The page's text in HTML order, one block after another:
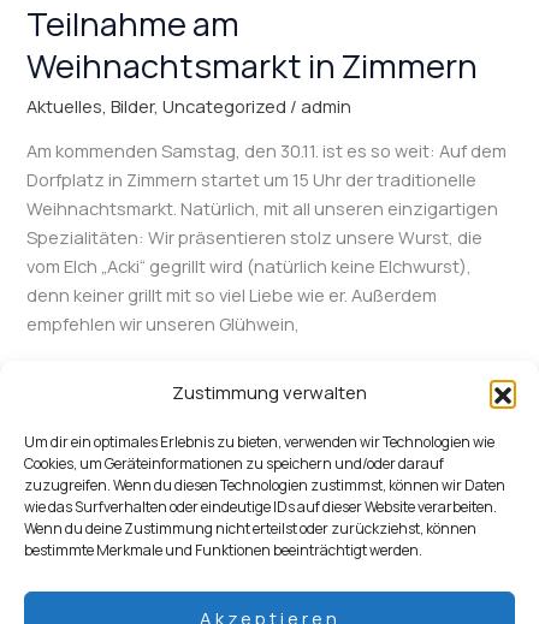
Zustimmung verwalten
Um dir ein optimales Erlebnis zu bieten, verwenden wir Technologien wie
Cookies, um Geräteinformationen zu speichern und/oder darauf
zuzugreifen. Wenn du diesen Technologien zustimmst, können wir Daten
wie das Surfverhalten oder eindeutige IDs auf dieser Website verarbeiten.
Wenn du deine Zustimmung nicht erteilst oder zurückziehst, können
bestimmte Merkmale und Funktionen beeinträchtigt werden.
Akzeptieren
Teilnahme am
Weihnachtsmarkt in Zimmern
Aktuelles ,Bilder,Uncategorized / admin
Am kommenden Samstag, den 30.11. ist es so weit: Auf dem
Dorfplatz in Zimmern startet um 15 Uhr der traditionelle
Weihnachtsmarkt. Natürlich, mit all unseren einzigartigen
Spezialitäten: Wir präsentieren stolz unsere Wurst, die
vom Elch „Acki“ gegrillt wird (natürlich keine Elchwurst),
denn keiner grillt mit so viel Liebe wie er. Außerdem
empfehlen wir unseren Glühwein,
Teilnahme
Weihnachtsmarkt
in
Datenschutzerklärung